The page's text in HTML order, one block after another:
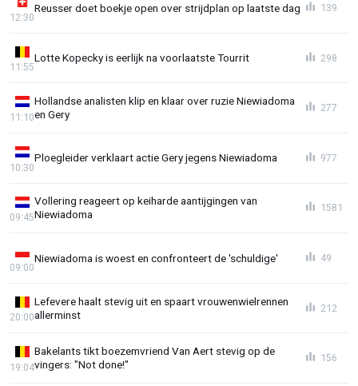
Reusser doet boekje open over strijdplan op laatste dag
12:30
139
Lotte Kopecky is eerlijk na voorlaatste Tourrit
11:55
298
Hollandse analisten klip en klaar over ruzie Niewiadoma
en Gery
11:10
277
Ploegleider verklaart actie Gery jegens Niewiadoma
10:30
977
Vollering reageert op keiharde aantijgingen van
Niewiadoma
09:45
1581
Niewiadoma is woest en confronteert de 'schuldige'
09:00
49
Lefevere haalt stevig uit en spaart vrouwenwielrennen
allerminst
20:00
212
Bakelants tikt boezemvriend Van Aert stevig op de
vingers: "Not done!"
19:04
156